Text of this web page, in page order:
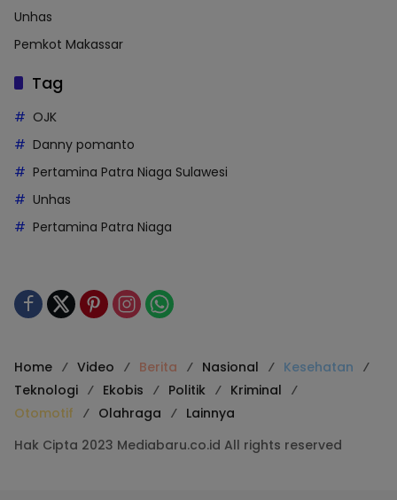
Unhas
Pemkot Makassar
Tag
OJK
Danny pomanto
Pertamina Patra Niaga Sulawesi
Unhas
Pertamina Patra Niaga
Home Video Berita Nasional
Kesehatan
Teknologi
Ekobis Politik
Kriminal
Otomotif
Olahraga
Lainnya
Hak Cipta 2023 Mediabaru.co.id All rights reserved